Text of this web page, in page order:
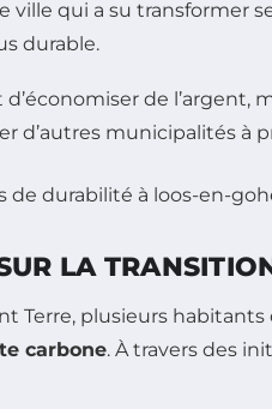
ville qui a su transformer
durable.
d’économiser de
d’autres municipalités à
LA
Terre, plusieurs
carbone. À travers des